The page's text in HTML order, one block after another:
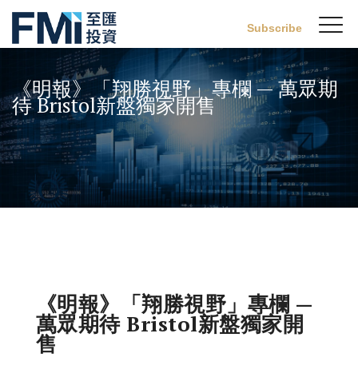
main
content
FMI
Subscribe
《明報》「翔勝視野」專欄 — 萬眾期
待 Bristol新盤獨家開售
《明報》「翔勝視野」專欄 —
萬眾期待 Bristol新盤獨家開
售